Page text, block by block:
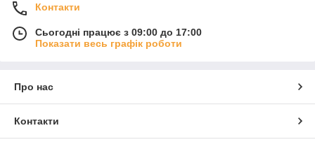
Контакти
Сьогодні працює з 09:00 до 17:00
Показати весь графік роботи
Про нас
Контакти